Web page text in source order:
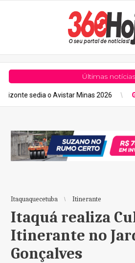
Últimas notícias
o Avistar Minas 2026 Geral
Itaquaquecetuba Itinerante
Itaquá realiza
Itinerante no
Gonçalves